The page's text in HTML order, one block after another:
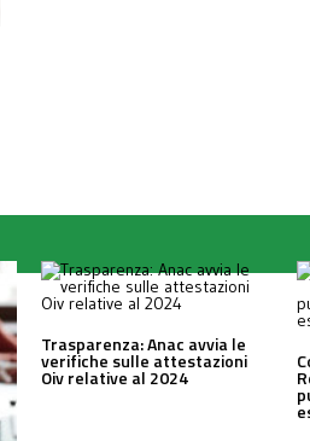
Trasparenza: Anac avvia le
verifiche sulle attestazioni
Oiv relative al 2024